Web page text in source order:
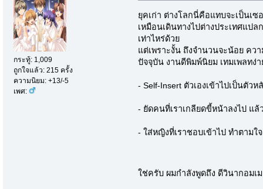
กระทู้: 1,009
ถูกใจแล้ว: 215 ครั้ง
ความนิยม: +13/-5
เพศ:
ยุคเก่า ต่างโลกนี่คือแทบจะเป็นเซ
เหมือนเดินทางไปต่างประเทศแป
เท่าไหร่ด้วย
แต่เพราะงั้น ถึงจำนวนจะน้อย คว
ปัจจุบัน งานดีพิมพ์นิยม เทมเพลทง่
- Self-Insert ตัวเองเข้าไปเป็นตัวห
- ยัดคนที่เราเกลียดขี้หน้าลงไป แ
- ใส่หญิงที่เราชอบเข้าไป ทำตามใ
ใช่ครับ ผมกำลังพูดถึง ดีวินากอมเ